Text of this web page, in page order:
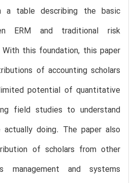
a table describing the basic
ERM and traditional risk
this foundation, this paper
of accounting scholars
potential of quantitative
field studies to understand
doing. The paper also
of scholars from other
management and systems